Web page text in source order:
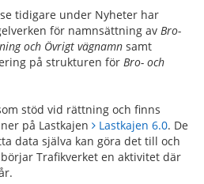
tidigare under Nyheter har
för namnsättning av Bro-
och Övrigt vägnamn samt
på strukturen för Bro- och
stöd vid rättning och finns
på Lastkajen
Lastkajen 6.0. De
data själva kan göra det till och
Trafikverket en aktivitet där